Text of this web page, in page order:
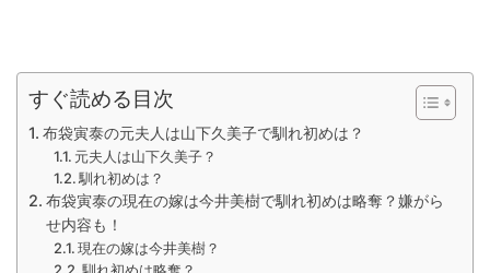
すぐ読める目次
布袋寅泰の元夫人は山下久美子で馴れ初めは？
元夫人は山下久美子？
馴れ初めは？
布袋寅泰の現在の嫁は今井美樹で馴れ初めは略奪？嫌がら
せ内容も！
現在の嫁は今井美樹？